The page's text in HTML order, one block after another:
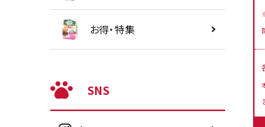
お得・特集
SNS